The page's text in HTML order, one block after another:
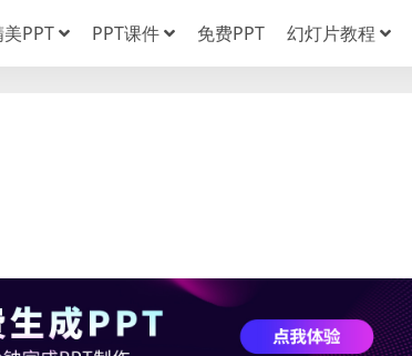
PPT PPT课件 免费PPT 幻灯片教程